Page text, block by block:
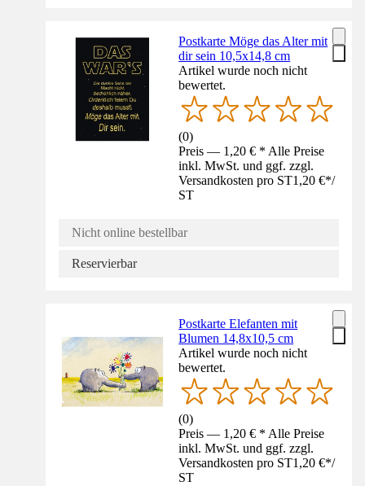
Postkarte Möge das Alter mit
dir sein 10,5x14,8 cm
Artikel wurde noch nicht
bewertet.
(0)
Preis — 1,20 € * Alle Preise
inkl. MwSt. und ggf. zzgl.
Versandkosten pro ST1,20 €*/
ST
Nicht online bestellbar
Reservierbar
Postkarte Elefanten mit
Blumen 14,8x10,5 cm
Artikel wurde noch nicht
bewertet.
(0)
Preis — 1,20 € * Alle Preise
inkl. MwSt. und ggf. zzgl.
Versandkosten pro ST1,20 €*/
ST